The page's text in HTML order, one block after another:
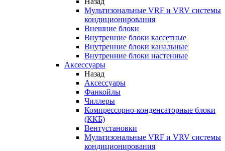
Мультизональные VRF и VRV системы
кондиционирования
Внешние блоки
Внутренние блоки кассетные
Внутренние блоки канальные
Внутренние блоки настенные
Аксессуары
Назад
Аксессуары
Фанкойлы
Чиллеры
Компрессорно-конденсаторные блоки
(ККБ)
Вентустановки
Мультизональные VRF и VRV системы
кондиционирования